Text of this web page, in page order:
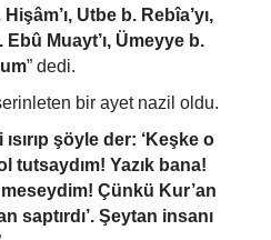
Utbe b. Rebîa’yı,
Ebû Muayt’ı, Ümeyye b.
” dedi.
bir ayet nazil oldu.
şöyle der: ‘Keşke o
tutsaydım! Yazık bana!
Çünkü Kur’an
saptırdı’. Şeytan insanı